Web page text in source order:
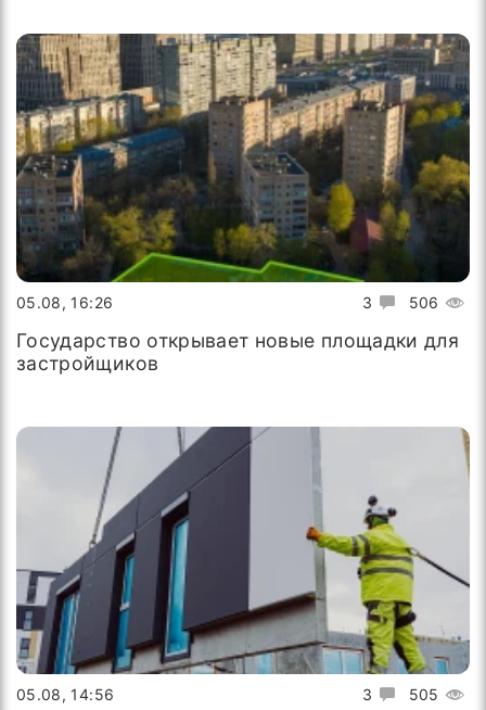
3 506
05.08, 16:26
Государство открывает новые площадки для
застройщиков
3 505
05.08, 14:56